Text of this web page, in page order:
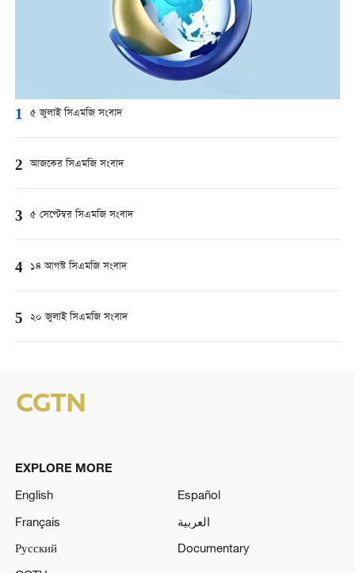
1 ৫ জুলাই সিএমজি সংবাদ
2 আজকের সিএমজি সংবাদ
3 ৫ সেপ্টেম্বর সিএমজি সংবাদ
4 ১৪ আগস্ট সিএমজি সংবাদ
5 ২০ জুলাই সিএমজি সংবাদ
EXPLORE MORE
English
Español
Français
العربية
Русский
Documentary